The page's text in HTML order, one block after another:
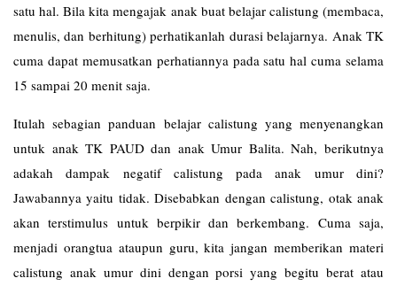
satu hal. Bila kita mengajak anak buat belajar calistung (membaca,
menulis, dan berhitung) perhatikanlah durasi belajarnya. Anak TK
cuma dapat memusatkan perhatiannya pada satu hal cuma selama
15 sampai 20 menit saja.
Itulah sebagian panduan belajar calistung yang menyenangkan
untuk anak TK PAUD dan anak Umur Balita. Nah, berikutnya
adakah dampak negatif calistung pada anak umur dini?
Jawabannya yaitu tidak. Disebabkan dengan calistung, otak anak
akan terstimulus untuk berpikir dan berkembang. Cuma saja,
menjadi orangtua ataupun guru, kita jangan memberikan materi
calistung anak umur dini dengan porsi yang begitu berat atau